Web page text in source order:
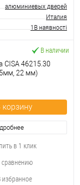
алюминиевых дверей
Италия
1В наявності
В наличии
CISA 46215.30
22 мм)
корзину
в 1 клик
сравнению
избранное